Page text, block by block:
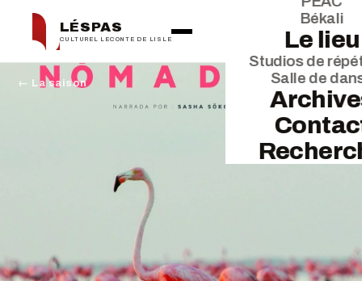
LÉSPAS
CULTUREL LECONTE DE LISLE
Békali
Le lieu
Studios de
Salle de
← La saison